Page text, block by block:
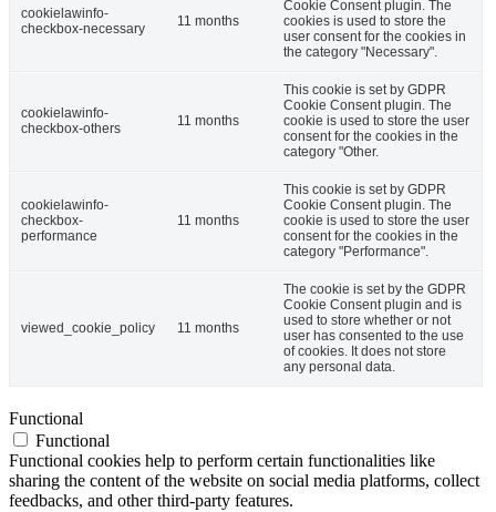
cookielawinfo-
checkbox-necessary
11 months
Cookie Consent plugin. The
cookies is used to store the
user consent for the cookies in
the category "Necessary".
cookielawinfo-
checkbox-others
11 months
This cookie is set by GDPR
Cookie Consent plugin. The
cookie is used to store the user
consent for the cookies in the
category "Other.
cookielawinfo-
checkbox-
performance
11 months
This cookie is set by GDPR
Cookie Consent plugin. The
cookie is used to store the user
consent for the cookies in the
category "Performance".
viewed_cookie_policy 11 months
The cookie is set by the GDPR
Cookie Consent plugin and is
used to store whether or not
user has consented to the use
of cookies. It does not store
any personal data.
Functional
Functional
Functional cookies help to perform certain functionalities like
sharing the content of the website on social media platforms, collect
feedbacks, and other third-party features.